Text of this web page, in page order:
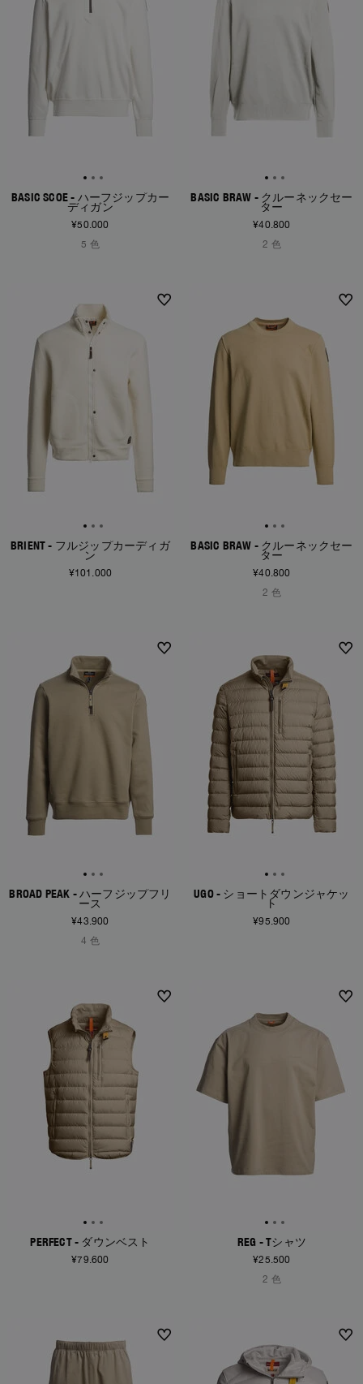
BASIC SCOE - ハーフジップカー
ディガン
¥50.000
5 色
BASIC BRAW - クルーネックセー
ター
¥40.800
2 色
NEW ARRIVALS
BRIENT - フルジップカーディガ
ン
¥101.000
BASIC BRAW - クルーネックセー
ター
¥40.800
2 色
NEW ARRIVALS
BROAD PEAK - ハーフジップフリ
ース
¥43.900
4 色
NEW ARRIVALS
UGO - ショートダウンジャケッ
ト
¥95.900
NEW ARRIVALS
PERFECT - ダウンベスト
¥79.600
REG - Tシャツ
¥25.500
2 色
NEW ARRIVALS